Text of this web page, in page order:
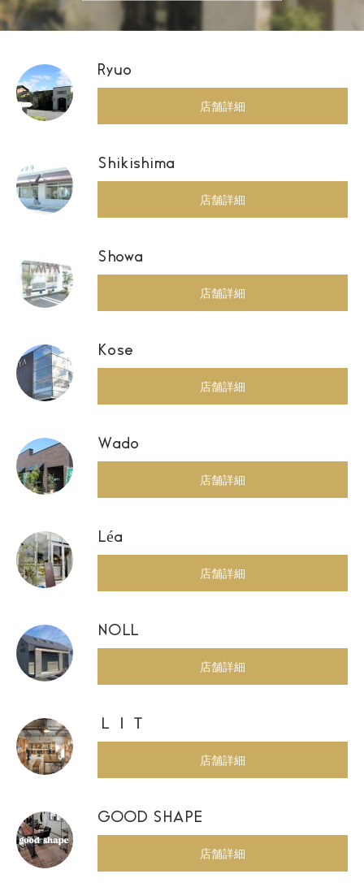
Ryuo
店舗詳細
Shikishima
店舗詳細
Showa
店舗詳細
Kose
店舗詳細
Wado
店舗詳細
Léa
店舗詳細
NOLL
店舗詳細
ＬＩＴ
店舗詳細
GOOD SHAPE
店舗詳細